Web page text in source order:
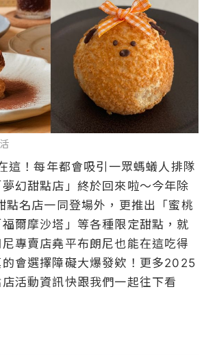
這！每年都會吸引一眾螞蟻人排隊
幻甜點店」終於回來啦～今年除
點名店一同登場外，更推出「蜜桃
爾摩沙塔」等各種限定甜點，就
專賣店堯平布朗尼也能在這吃得
會選擇障礙大爆發欸！更多2025
活動資訊快跟我們一起往下看